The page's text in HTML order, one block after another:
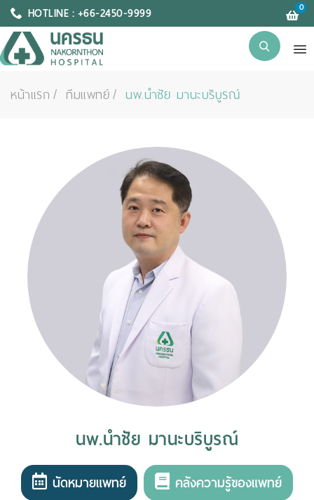
HOTLINE : +66-2450-9999 0
หน้าแรก ทีมแพทย์ นพ.นำชัย มานะบริบูรณ์
นพ.นำชัย มานะบริบูรณ์
นัดหมายแพทย์ คลังความรู้ของแพทย์